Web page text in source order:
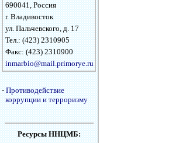
690041, Россия
г. Владивосток
ул. Пальчевского, д. 17
Тел.: (423) 2310905
Факс: (423) 2310900
inmarbio@mail.primorye.ru
-Противодействие
коррупции и терроризму
Ресурсы ННЦМБ: